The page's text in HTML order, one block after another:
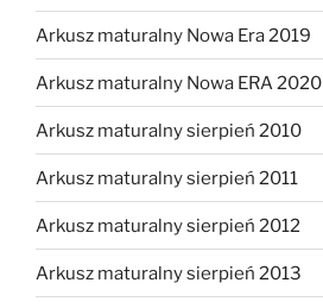
Arkusz maturalny Nowa Era 2019
Arkusz maturalny Nowa ERA 2020
Arkusz maturalny sierpień 2010
Arkusz maturalny sierpień 2011
Arkusz maturalny sierpień 2012
Arkusz maturalny sierpień 2013